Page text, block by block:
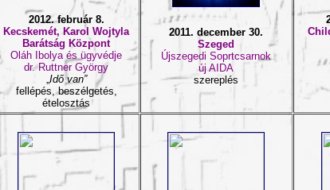
2012. február 8.
Kecskemét, Karol Wojtyla
Barátság Központ
Oláh Ibolya ésügyvédje
dr. Ruttner György
„Idő van”
fellépés, beszélgetés,
ételosztás
2011. december 30.
Szeged
Újszegedi Soprtcsarnok
új AIDA
szereplés